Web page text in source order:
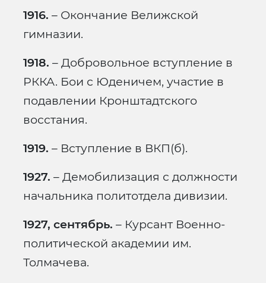
1916. – Окончание Велижской
гимназии.
1918. – Добровольное вступление в
РККА. Бои с Юденичем, участие в
подавлении Кронштадтского
восстания.
1919. – Вступление в ВКП(б).
1927. – Демобилизация с должности
начальника политотдела дивизии.
1927, сентябрь. – Курсант Военно-
политической академии им.
Толмачева.